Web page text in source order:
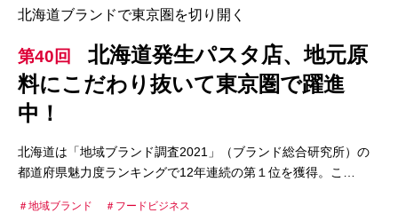
北海道ブランドで東京圏を切り開く
第40回
北海道発生パスタ店、地元原
料にこだわり抜いて東京圏で躍進
中！
北海道は「地域ブランド調査2021」（ブランド総合研究所）の
都道府県魅力度ランキングで12年連続の第１位を獲得。こ…
地域ブランド
フードビジネス